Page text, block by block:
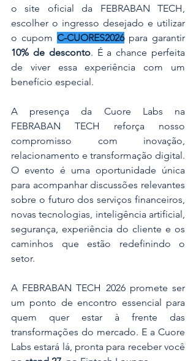
o site oficial da FEBRABAN TECH,
escolher o ingresso desejado e utilizar
o cupom C-CUORES2026
10% de desconto. É a chance perfeita
de viver essa experiência com um
benefício especial.
A presença da Cuore Labs na
FEBRABAN TECH reforça nosso
compromisso com inovação,
relacionamento e transformação digital.
O evento é uma oportunidade única
para acompanhar discussões relevantes
sobre o futuro dos serviços financeiros,
novas tecnologias, inteligência artificial,
segurança, experiência do cliente e os
caminhos que estão redefinindo o
setor.
A FEBRABAN TECH 2026 promete ser
um ponto de encontro essencial para
quem quer estar à frente das
transformações do mercado. E a Cuore
Labs estará lá, pronta para receber você